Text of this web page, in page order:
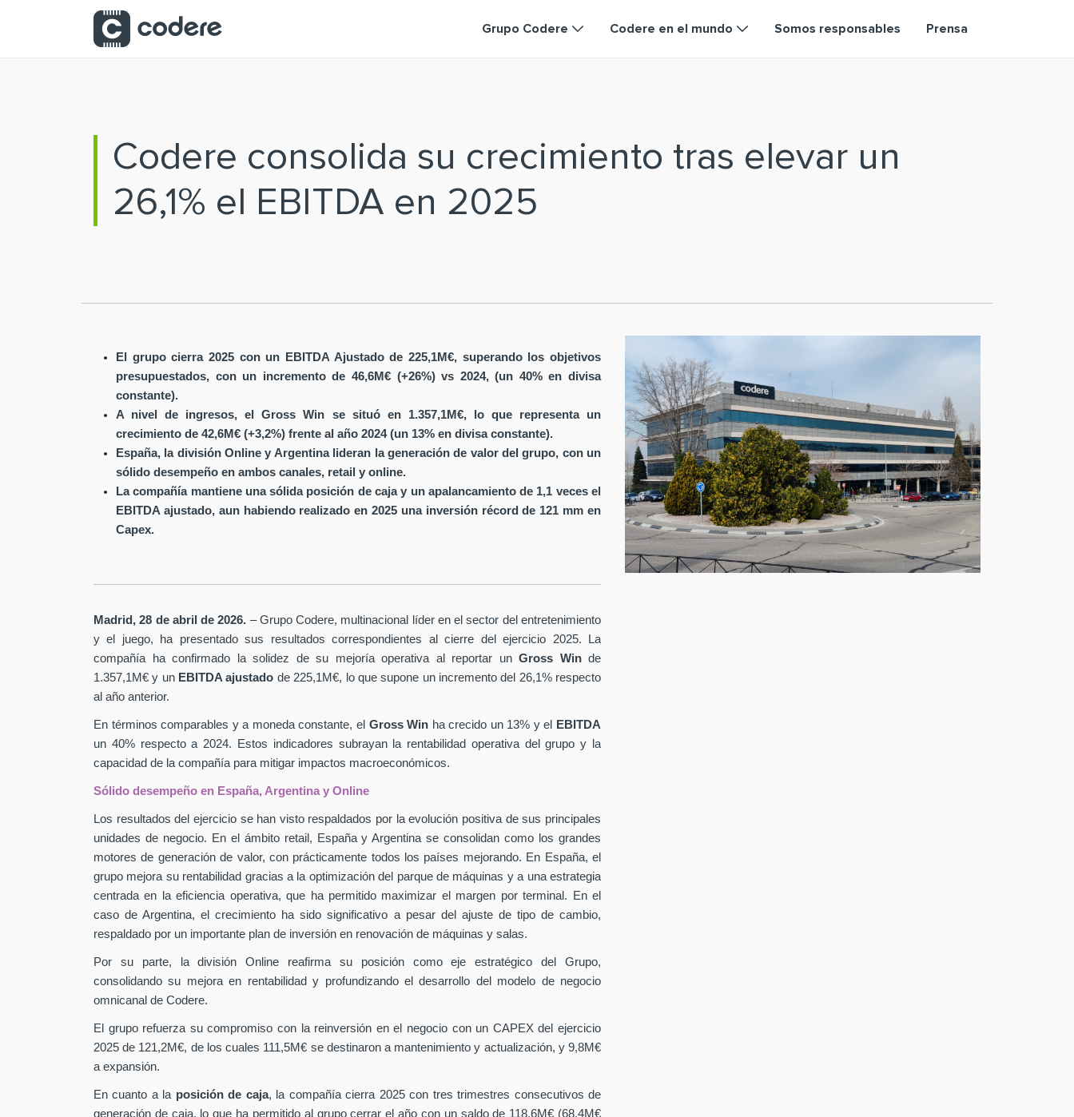
Saltar al contenido principal
Grupo Codere Codere en el mundo Somos responsables Prensa
Codere consolida su crecimiento tras elevar un
26,1% el EBITDA en 2025
El grupo cierra 2025 con un EBITDA Ajustado de 225,1M€, superando los objetivos
presupuestados, con un incremento de 46,6M€ (+26%) vs 2024, (un 40% en divisa
constante).
A nivel de ingresos, el Gross Win se situó en 1.357,1M€, lo que representa un
crecimiento de 42,6M€ (+3,2%) frente al año 2024 (un 13% en divisa constante).
España, la división Online y Argentina lideran la generación de valor del grupo, con un
sólido desempeño en ambos canales, retail y online.
La compañía mantiene una sólida posición de caja y un apalancamiento de 1,1 veces el
EBITDA ajustado, aun habiendo realizado en 2025 una inversión récord de 121 mm en
Capex.
Madrid, 28 de abril de 2026. – Grupo Codere, multinacional líder en el sector del entretenimiento
y el juego, ha presentado sus resultados correspondientes al cierre del ejercicio 2025. La
compañía ha confirmado la solidez de su mejoría operativa al reportar un Gross Win de
1.357,1M€ y un EBITDA ajustado de 225,1M€, lo que supone un incremento del 26,1% respecto
al año anterior.
En términos comparables y a moneda constante, el Gross Win ha crecido un 13% y el
EBITDA
un 40% respecto a 2024. Estos indicadores subrayan la rentabilidad operativa del grupo y la
capacidad de la compañía para mitigar impactos macroeconómicos.
Sólido desempeño en España, Argentina y Online
Los resultados del ejercicio se han visto respaldados por la evolución positiva de sus principales
unidades de negocio. En el ámbito retail, España y Argentina se consolidan como los grandes
motores de generación de valor, con prácticamente todos los países mejorando. En España, el
grupo mejora su rentabilidad gracias a la optimización del parque de máquinas y a una estrategia
centrada en la eficiencia operativa, que ha permitido maximizar el margen por terminal. En el
caso de Argentina, el crecimiento ha sido significativo a pesar del ajuste de tipo de cambio,
respaldado por un importante plan de inversión en renovación de máquinas y salas.
Por su parte, la división Online reafirma su posición como eje estratégico del Grupo,
consolidando su mejora en rentabilidad y profundizando el desarrollo del modelo de negocio
omnicanal de Codere.
El grupo refuerza su compromiso con la reinversión en el negocio con un CAPEX del ejercicio
2025 de 121,2M€, de los cuales 111,5M€ se destinaron a mantenimiento y actualización, y 9,8M€
a expansión.
En cuanto a la posición de caja, la compañía cierra 2025 con tres trimestres consecutivos de
generación de caja, lo que ha permitido al grupo cerrar el año con un saldo de 118,6M€ (68,4M€